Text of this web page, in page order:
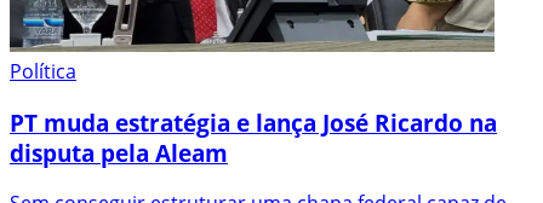
Política
PT muda estratégia e lança José Ricardo na
disputa pela Aleam